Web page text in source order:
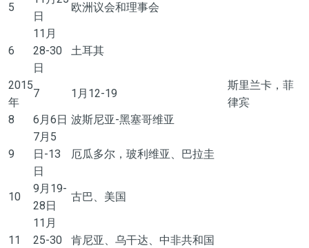
5
日
欧洲议会和理事会
6
11月
28-30
日
土耳其
2015
年
7 1月12-19
斯里兰卡，菲
律宾
8
6月6日 波斯尼亚-黑塞哥维亚
9
7月5
日-13
日
厄瓜多尔，玻利维亚、巴拉圭
10
9月19-
28日
古巴、美国
11
11月
25-30
肯尼亚、乌干达、中非共和国